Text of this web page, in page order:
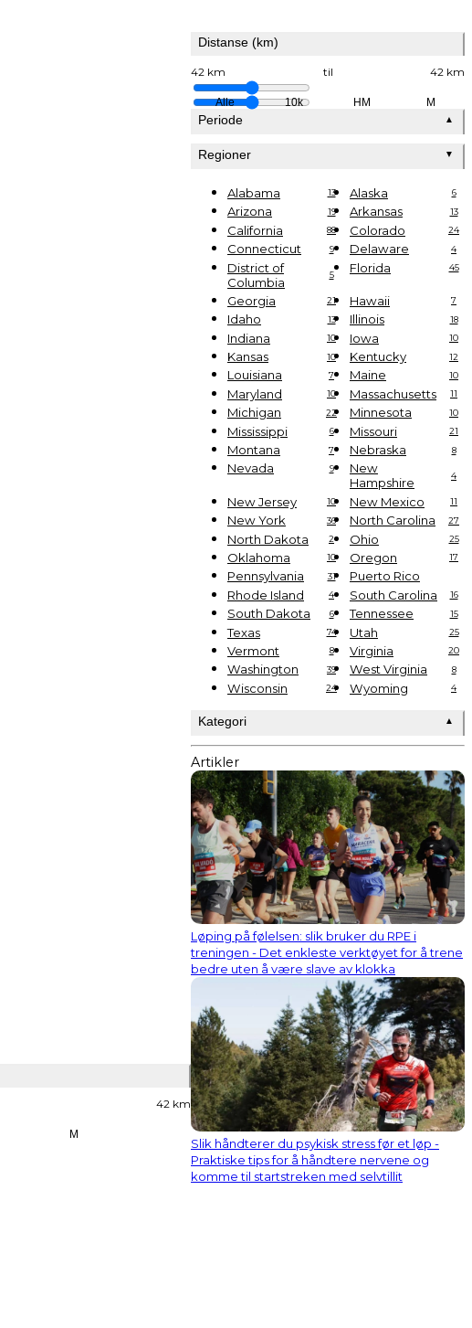
42 km
M
Distanse (km)
42 km til 42 km
Alle 10k HM M
Periode ▲
Regioner ▼
Alabama 13 Alaska 6
Arizona 19 Arkansas 13
California 88 Colorado 24
Connecticut 9 Delaware 4
District of
Columbia
5 Florida 45
Georgia 21 Hawaii 7
Idaho 13 Illinois 18
Indiana 10 Iowa 10
Kansas 10 Kentucky 12
Louisiana 7 Maine 10
Maryland 10 Massachusetts 11
Michigan 22 Minnesota 10
Mississippi 6 Missouri 21
Montana 7 Nebraska 8
Nevada 9
New
Hampshire
4
New Jersey 10 New Mexico 11
New York 36 North Carolina 27
North Dakota 2 Ohio 25
Oklahoma 10 Oregon 17
Pennsylvania 31
Puerto Rico
Rhode Island
4 South Carolina 16
South Dakota 6 Tennessee 15
Texas 74 Utah 25
Vermont 8 Virginia 20
Washington 39 West Virginia 8
Wisconsin 24 Wyoming 4
Kategori ▲
Artikler
Løping på følelsen: slik bruker du RPE i
treningen - Det enkleste verktøyet for å trene
bedre uten å være slave av klokka
Slik håndterer du psykisk stress før et løp -
Praktiske tips for å håndtere nervene og
komme til startstreken med selvtillit